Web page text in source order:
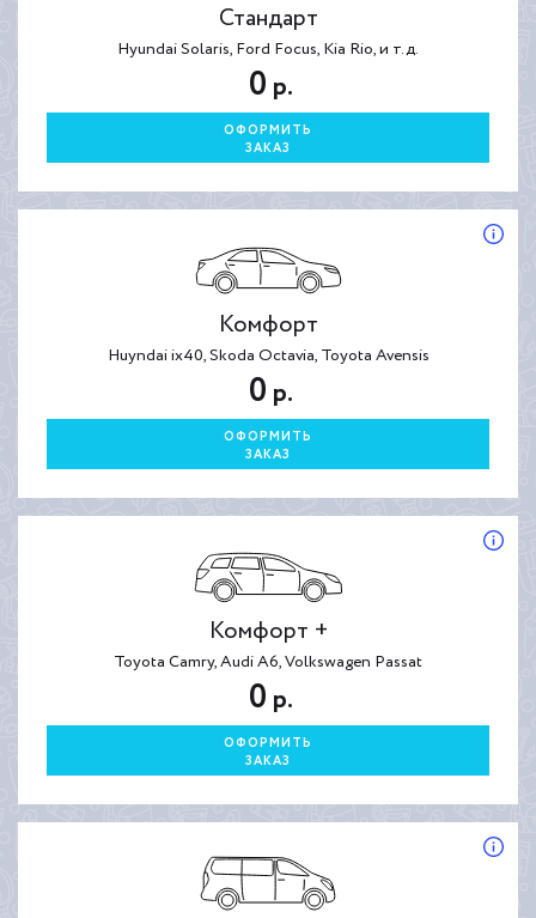
Стандарт
Hyundai Solaris, Ford Focus, Kia Rio, и т.д.
0 р.
ОФОРМИТЬ
ЗАКАЗ
Комфорт
Huyndai ix40, Skoda Octavia, Toyota Avensis
0 р.
ОФОРМИТЬ
ЗАКАЗ
Комфорт +
Toyota Camry, Audi A6, Volkswagen Passat
0 р.
ОФОРМИТЬ
ЗАКАЗ